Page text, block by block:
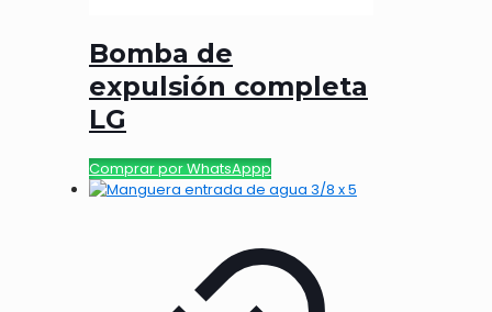
Bomba de
expulsión completa
LG
Comprar por WhatsAppp